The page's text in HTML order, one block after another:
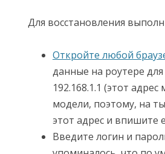
Для восстановления
Откройте любой
данные на роутере
192.168.1.1 (этот
модели, поэтому, на
этот адрес и впишите
Введите логин и